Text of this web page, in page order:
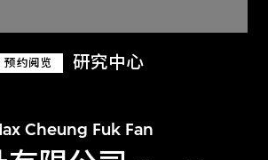
预约阅览 研究中心
Cheung Fuk Fan
的二十及二十一世纪视觉